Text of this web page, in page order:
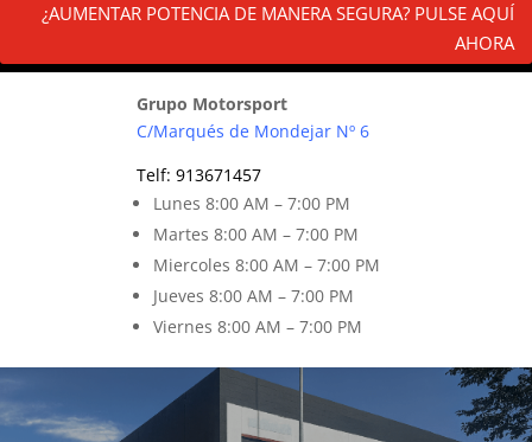
¿AUMENTAR POTENCIA DE MANERA SEGURA? PULSE AQUÍ
AHORA
Grupo Motorsport
C/Marqués de Mondejar Nº 6
Telf: 913671457
Lunes 8:00 AM – 7:00 PM
Martes 8:00 AM – 7:00 PM
Miercoles 8:00 AM – 7:00 PM
Jueves 8:00 AM – 7:00 PM
Viernes 8:00 AM – 7:00 PM